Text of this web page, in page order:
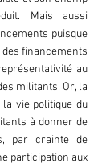
Mais aussi
puisque
financements
au
militants. Or, la
vie politique du
à donner de
par crainte de
participation aux